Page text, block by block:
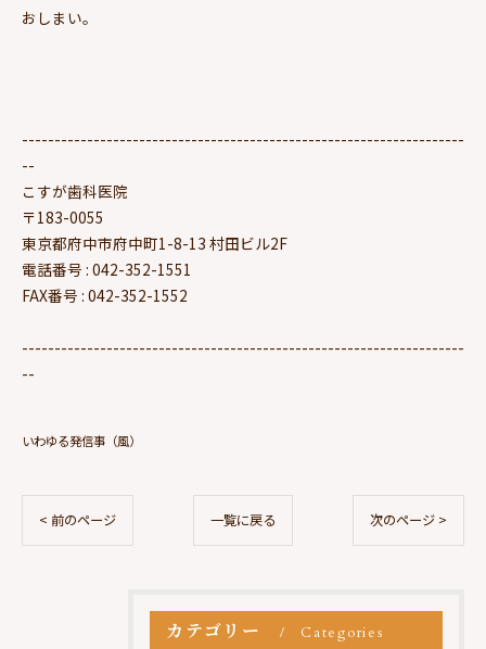
おしまい。
--------------------------------------------------------------------
--
こすが歯科医院
〒183-0055
東京都府中市府中町1-8-13 村田ビル2F
電話番号 : 042-352-1551
FAX番号 : 042-352-1552
--------------------------------------------------------------------
--
いわゆる発信事（風）
< 前のページ 一覧に戻る 次のページ >
カテゴリー Categories